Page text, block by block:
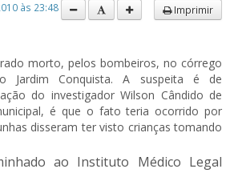
às 23:48
Imprimir
morto, pelos bombeiros, no córrego
Jardim Conquista. A suspeita é de
do investigador Wilson Cândido de
é que o fato teria ocorrido por
disseram ter visto crianças tomando
ao Instituto Médico Legal